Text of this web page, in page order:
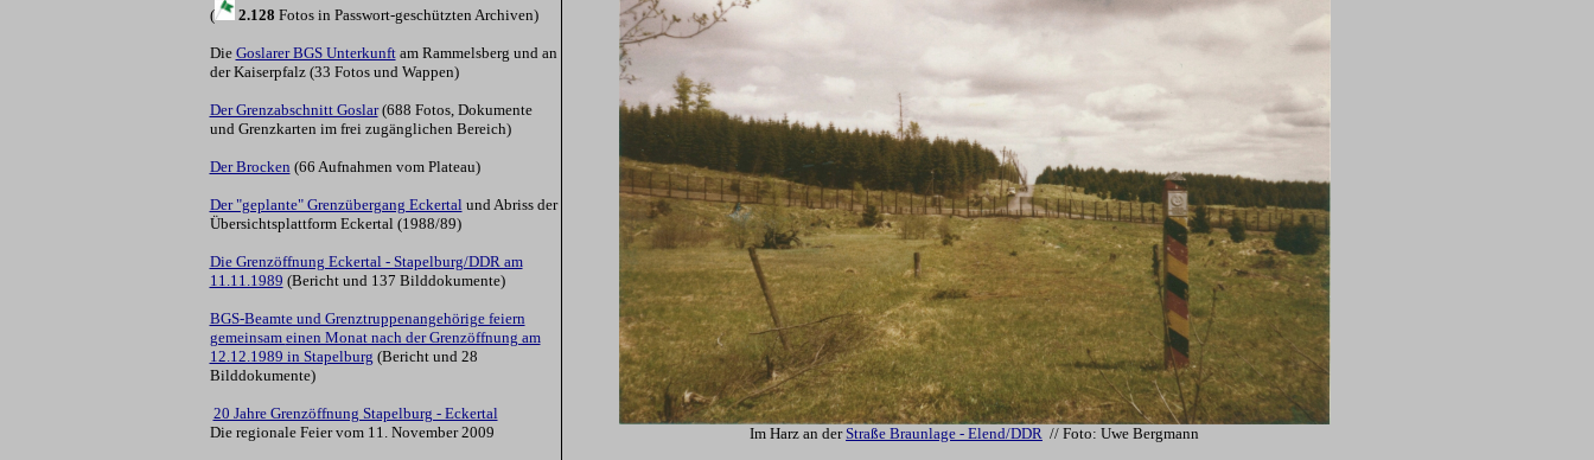
(
2.128 Fotos in Passwort-geschützten Archiven)
Die Goslarer BGS Unterkunftam Rammelsberg und an
der Kaiserpfalz (33 Fotos und Wappen)
Der Grenzabschnitt Goslar (688 Fotos, Dokumente
und Grenzkarten im frei zugänglichen Bereich)
Der Brocken (66 Aufnahmen vom Plateau)
Der "geplante" Grenzübergang Eckertalund Abriss der
Übersichtsplattform Eckertal (1988/89)
Die Grenzöffnung Eckertal - Stapelburg/DDR am
11.11.1989 (Bericht und 137 Bilddokumente)
BGS-Beamte und Grenztruppenangehörige feiern
gemeinsam einen Monat nach der Grenzöffnung am
12.12.1989 in Stapelburg (Bericht und 28
Bilddokumente)
20 Jahre Grenzöffnung Stapelburg - Eckertal
Die regionale Feier vom 11. November 2009
Im Harz an derStraße Braunlage - Elend/DDR // Foto: Uwe Bergmann